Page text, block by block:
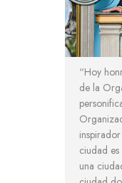
“Hoy
de la
ciudad
una